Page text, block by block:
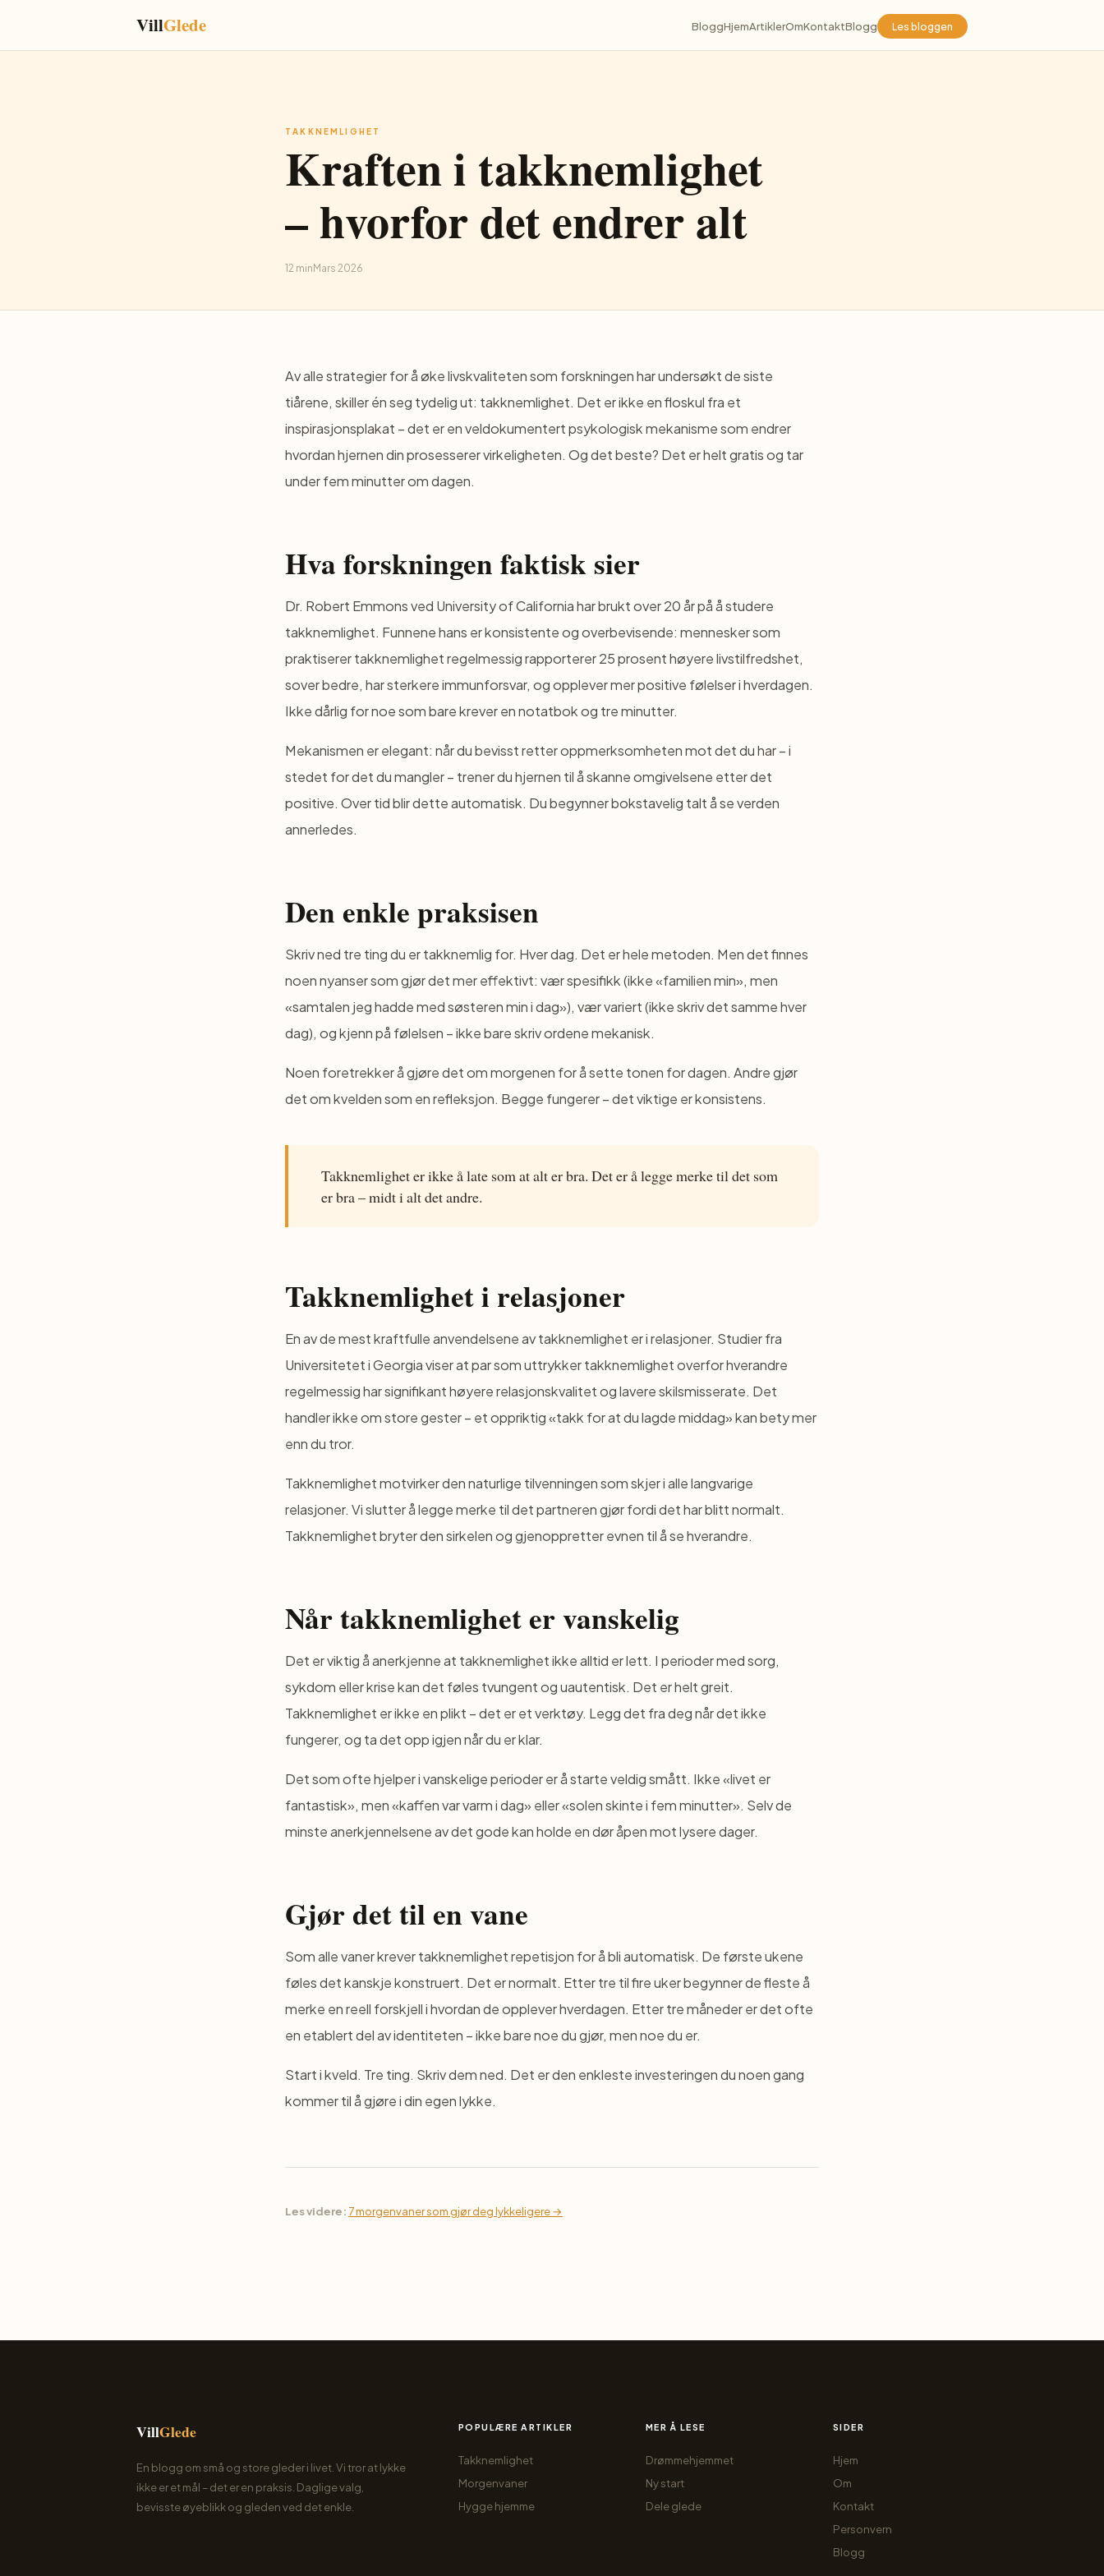
VillGlede BloggHjemArtiklerOmKontaktBlogg Les bloggen
TAKKNEMLIGHET
Kraften i takknemlighet
– hvorfor det endrer alt
12 minMars 2026
Av alle strategier for å øke livskvaliteten som forskningen har undersøkt de siste
tiårene, skiller én seg tydelig ut: takknemlighet. Det er ikke en floskul fra et
inspirasjonsplakat – det er en veldokumentert psykologisk mekanisme som endrer
hvordan hjernen din prosesserer virkeligheten. Og det beste? Det er helt gratis og tar
under fem minutter om dagen.
Hva forskningen faktisk sier
Dr. Robert Emmons ved University of California har brukt over 20 år på å studere
takknemlighet. Funnene hans er konsistente og overbevisende: mennesker som
praktiserer takknemlighet regelmessig rapporterer 25 prosent høyere livstilfredshet,
sover bedre, har sterkere immunforsvar, og opplever mer positive følelser i hverdagen.
Ikke dårlig for noe som bare krever en notatbok og tre minutter.
Mekanismen er elegant: når du bevisst retter oppmerksomheten mot det du har – i
stedet for det du mangler – trener du hjernen til å skanne omgivelsene etter det
positive. Over tid blir dette automatisk. Du begynner bokstavelig talt å se verden
annerledes.
Den enkle praksisen
Skriv ned tre ting du er takknemlig for. Hver dag. Det er hele metoden. Men det finnes
noen nyanser som gjør det mer effektivt: vær spesifikk (ikke «familien min», men
«samtalen jeg hadde med søsteren min i dag»), vær variert (ikke skriv det samme hver
dag), og kjenn på følelsen – ikke bare skriv ordene mekanisk.
Noen foretrekker å gjøre det om morgenen for å sette tonen for dagen. Andre gjør
det om kvelden som en refleksjon. Begge fungerer – det viktige er konsistens.
Takknemlighet er ikke å late som at alt er bra. Det er å legge merke til det som
er bra – midt i alt det andre.
Takknemlighet i relasjoner
En av de mest kraftfulle anvendelsene av takknemlighet er i relasjoner. Studier fra
Universitetet i Georgia viser at par som uttrykker takknemlighet overfor hverandre
regelmessig har signifikant høyere relasjonskvalitet og lavere skilsmisserate. Det
handler ikke om store gester – et oppriktig «takk for at du lagde middag» kan bety mer
enn du tror.
Takknemlighet motvirker den naturlige tilvenningen som skjer i alle langvarige
relasjoner. Vi slutter å legge merke til det partneren gjør fordi det har blitt normalt.
Takknemlighet bryter den sirkelen og gjenoppretter evnen til å se hverandre.
Når takknemlighet er vanskelig
Det er viktig å anerkjenne at takknemlighet ikke alltid er lett. I perioder med sorg,
sykdom eller krise kan det føles tvungent og uautentisk. Det er helt greit.
Takknemlighet er ikke en plikt – det er et verktøy. Legg det fra deg når det ikke
fungerer, og ta det opp igjen når du er klar.
Det som ofte hjelper i vanskelige perioder er å starte veldig smått. Ikke «livet er
fantastisk», men «kaffen var varm i dag» eller «solen skinte i fem minutter». Selv de
minste anerkjennelsene av det gode kan holde en dør åpen mot lysere dager.
Gjør det til en vane
Som alle vaner krever takknemlighet repetisjon for å bli automatisk. De første ukene
føles det kanskje konstruert. Det er normalt. Etter tre til fire uker begynner de fleste å
merke en reell forskjell i hvordan de opplever hverdagen. Etter tre måneder er det ofte
en etablert del av identiteten – ikke bare noe du gjør, men noe du er.
Start i kveld. Tre ting. Skriv dem ned. Det er den enkleste investeringen du noen gang
kommer til å gjøre i din egen lykke.
Les videre: 7 morgenvaner som gjør deg lykkeligere →
VillGlede
En blogg om små og store gleder i livet. Vi tror at lykke
ikke er et mål – det er en praksis. Daglige valg,
bevisste øyeblikk og gleden ved det enkle.
POPULÆRE ARTIKLER
Takknemlighet
Morgenvaner
Hygge hjemme
MER Å LESE
Drømmehjemmet
Ny start
Dele glede
SIDER
Hjem
Om
Kontakt
Personvern
Blogg